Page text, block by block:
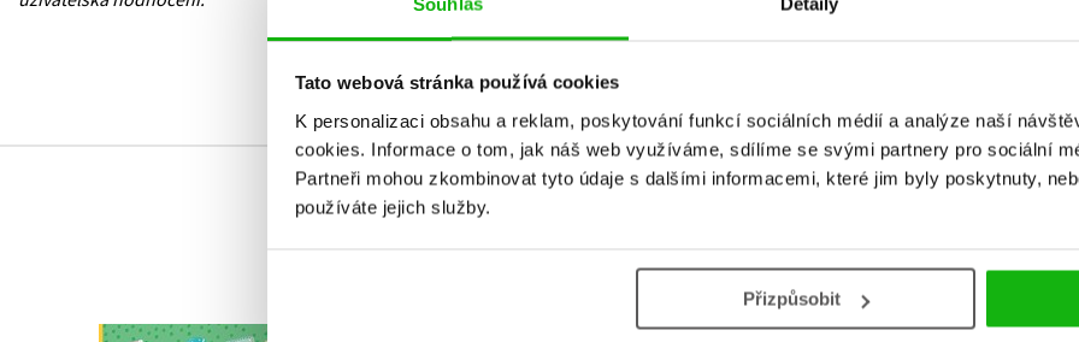
Tato webová stránka používá cookies
K personalizaci obsahu a reklam, poskytování funkcí sociálních médií a analýze naší
cookies. Informace o tom, jak náš web využíváme, sdílíme se svými partnery pro sociální
Partneři mohou zkombinovat tyto údaje s dalšími informacemi, které jim byly poskytnuty,
používáte jejich služby.
Přizpůsobit
Uživatelskou recenzi mohou vkládat pouze registrovaní